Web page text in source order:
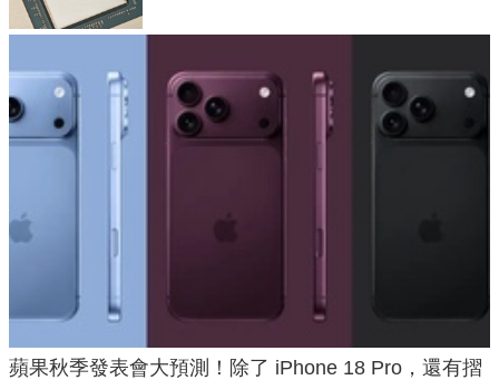
蘋果秋季發表會大預測！除了 iPhone 18 Pro，還有摺